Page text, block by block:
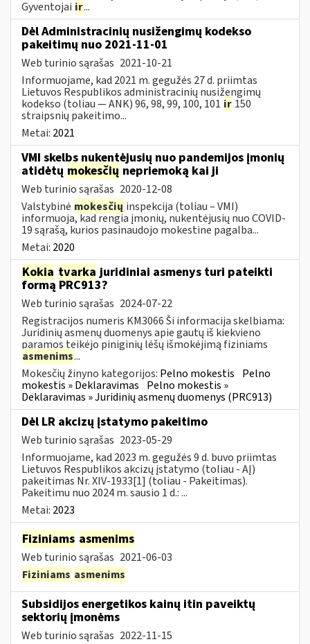
Gyventojai ir...
Dėl Administracinių nusižengimų kodekso
pakeitimų nuo 2021-11-01
Web turinio sąrašas 2021-10-21
Informuojame, kad 2021 m. gegužės 27 d. priimtas
Lietuvos Respublikos administracinių nusižengimų
kodekso (toliau — ANK) 96, 98, 99, 100, 101 ir 150
straipsnių pakeitimo...
Metai: 2021
VMI skelbs nukentėjusių nuo pandemijos įmonių
atidėtų mokesčių nepriemoką kai ji
Web turinio sąrašas 2020-12-08
Valstybinė mokesčių inspekcija (toliau – VMI)
informuoja, kad rengia įmonių, nukentėjusių nuo COVID-
19 sąrašą, kurios pasinaudojo mokestine pagalba...
Metai: 2020
Kokia tvarka juridiniai asmenys turi pateikti
formą PRC913?
Web turinio sąrašas 2024-07-22
Registracijos numeris KM3066 Ši informacija skelbiama:
Juridinių asmenų duomenys apie gautų iš kiekvieno
paramos teikėjo piniginių lėšų išmokėjimą fiziniams
asmenims...
Mokesčių žinyno kategorijos: Pelno mokestis Pelno
mokestis » Deklaravimas Pelno mokestis »
Deklaravimas » Juridinių asmenų duomenys (PRC913)
Dėl LR akcizų įstatymo pakeitimo
Web turinio sąrašas 2023-05-29
Informuojame, kad 2023 m. gegužės 9 d. buvo priimtas
Lietuvos Respublikos akcizų įstatymo (toliau - AĮ)
pakeitimas Nr. XIV-1933[1] (toliau - Pakeitimas).
Pakeitimu nuo 2024 m. sausio 1 d.: ...
Metai: 2023
Fiziniams asmenims
Web turinio sąrašas 2021-06-03
Fiziniams asmenims
Subsidijos energetikos kainų itin paveiktų
sektorių įmonėms
Web turinio sąrašas 2022-11-15